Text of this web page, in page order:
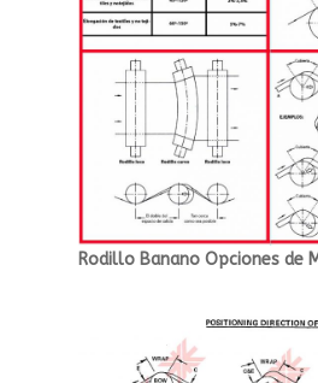
Rodillo Banano Opciones de